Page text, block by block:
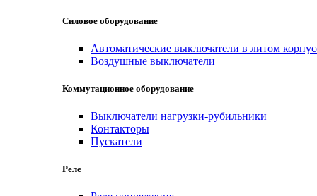
Силовое оборудование
Автоматические выключатели в литом
Воздушные выключатели
Коммутационное оборудование
Выключатели нагрузки-рубильники
Контакторы
Пускатели
Реле